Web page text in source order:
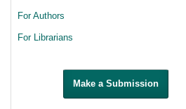
For Authors
For Librarians
Make a Submission